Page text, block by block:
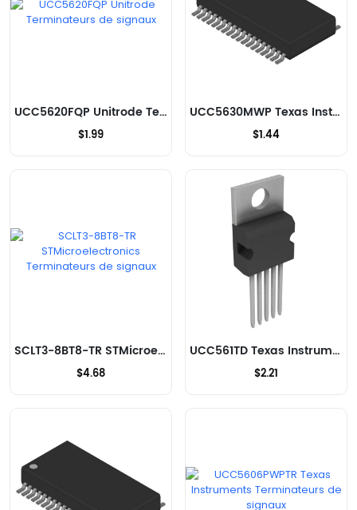
UCC5620FQP Unitrode Terminateurs de signaux
$1.99
UCC5630MWP Texas Instruments Terminateurs de signaux
$1.44
SCLT3-8BT8-TR STMicroelectronics Terminateurs de signaux
$4.68
UCC561TD Texas Instruments Terminateurs de signaux
$2.21